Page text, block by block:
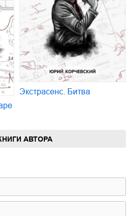
Экстрасенс. Битва
АВТОРА